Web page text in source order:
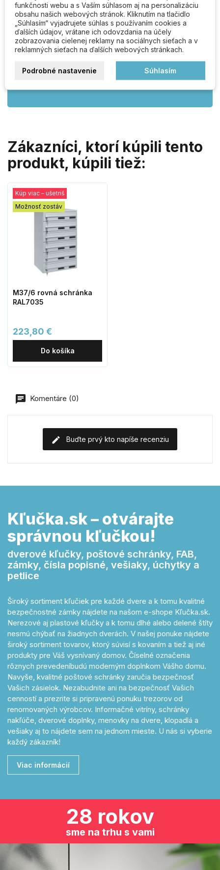
Pondelok - Štvrtok: 8.00 - 16.30 hod.
Piatok: 8.00 - 16.00 hod.
Zákazníci, ktorí kúpili tento
produkt, kúpili tiež:
Kúp viac – ušetríš
Možnosť zostáv
M37/6 rovná schránka
RAL7035
223,80 €
Do košíka
Komentáre (0)
Buďte prvý kto napíše recenziu
Kľučka.sk – otvárajte
správnou kľučkou!
dverové kľučky, poštové schránky, FAB,
zámky, čísla popisné, vešiaky, úchytky a
petlice
Široký sortiment kľučiek pre každé dvere a k tomu kvalitné
bezpečnostné zámky nájdete na našom e-shope Kľučka.sk.
Nerezové aj plastové kľučky a k tomu dlhé alebo delené štíty
nesmú chýbať na žiadnych dverách. V našej ponuke nájdete
široký sortiment tovarov, ktorý súvisí s kovaním a tiež aj iné
produkty pre Váš vysnívaný domov. Číselné označenia
rôznych prevedeníbudú moderným doplnkom Vášho domu.
Navyše, kvalitné poštové schránky zaručia bezpečnosť
Vašich zásielok. Nezabudnite ani na bezpečnosť Vašich
cenností a prezrite si pripravenú ponuku trezorov od
renomovaných výrobcov. Informačné vitríny, schránky
nakľúče, dverové doplnky, menovky na dvere, klopadlá a
vešiaky aj to nájdete sem na jednom mieste. U nás si vyberie
každý zákazník!
Viac informácií
28 rokov
sme na trhu s vami
funkčnosti webu a s Vaším súhlasom aj na personalizáciu
obsahu našich webových stránok. Kliknutím na tlačidlo
„Súhlasím“ vyjadrujete súhlas s používaním cookies a
ďalších údajov, vrátane ich odovzdania na účely
zobrazovania cielenej reklamy na sociálnych sieťach a v
reklamných sieťach na ďalších webových stránkach.
Podrobné nastavenie Súhlasím